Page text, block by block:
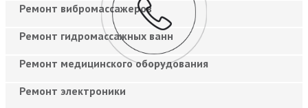
Ремонт вибромассажеров
Ремонт гидромассажных ванн
Ремонт медицинского оборудования
Ремонт электроники